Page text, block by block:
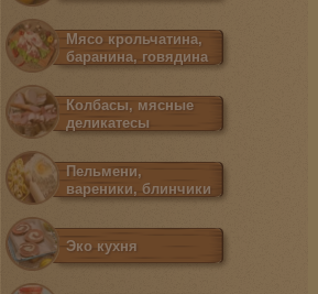
Мясо крольчатина,
баранина, говядина
Колбасы, мясные
деликатесы
Пельмени,
вареники, блинчики
Эко кухня